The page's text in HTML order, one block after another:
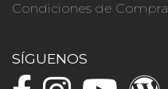
Condiciones de Compra
SÍGUENOS